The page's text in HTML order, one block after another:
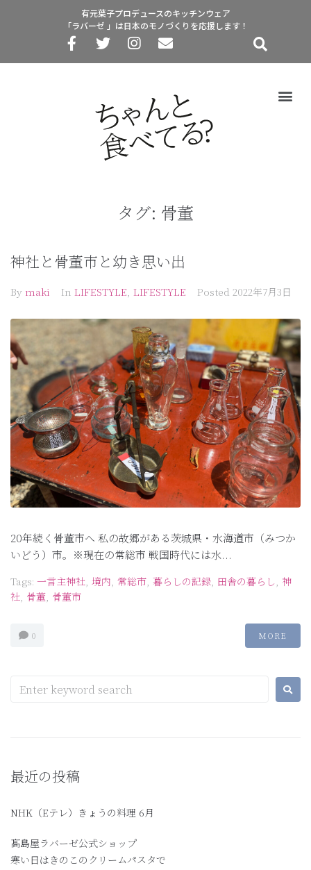
有元葉子プロデュースのキッチンウェア
「ラバーゼ 」は日本のモノづくりを応援します！
タグ: 骨董
神社と骨董市と幼き思い出
By maki In LIFESTYLE, LIFESTYLE Posted 2022年7月3日
20年続く骨董市へ 私の故郷がある茨城県・水海道市（みつか
いどう）市。※現在の常総市 戦国時代には水...
Tags: 一言主神社, 境内, 常総市, 暮らしの記録, 田舎の暮らし, 神
社, 骨董, 骨董市
0 MORE
最近の投稿
NHK（Eテレ）きょうの料理 6月
髙島屋ラバーゼ公式ショップ
寒い日はきのこのクリームパスタで